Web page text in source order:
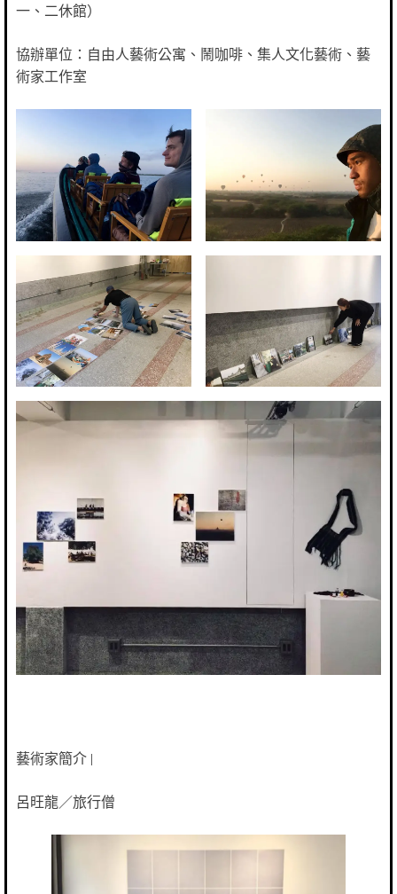
一、二休館）
協辦單位：自由人藝術公寓、鬧咖啡、集人文化藝術、藝
術家工作室
藝術家簡介 |
呂旺龍／旅行僧